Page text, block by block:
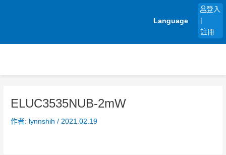
Language
登入
註冊
ELUC3535NUB-2mW
作者: lynnshih/ 2021.02.19